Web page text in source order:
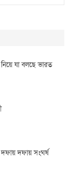
যা বলছে ভারত
দফায় দফায় সংঘর্ষ